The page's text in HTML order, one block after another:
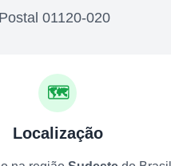
01120-020
🗺️
Localização